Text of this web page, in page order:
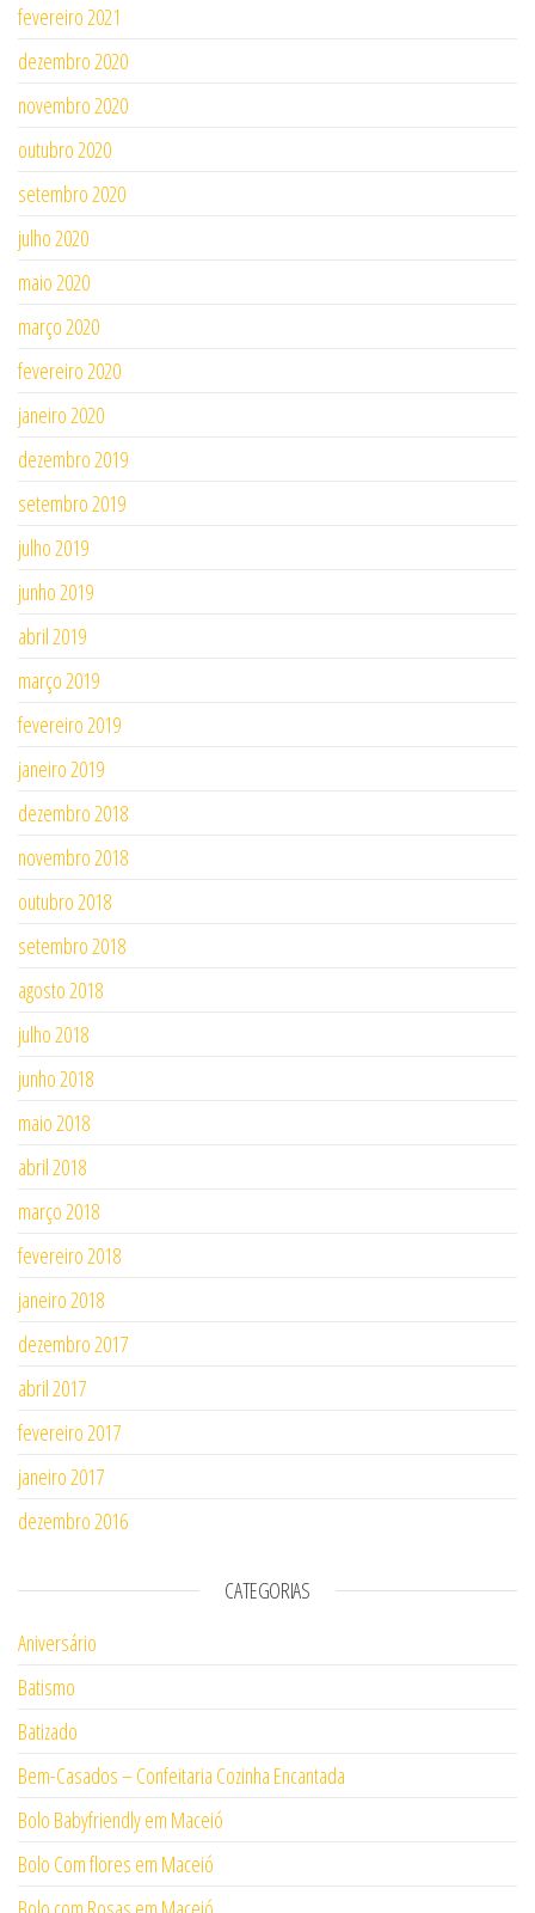
fevereiro 2021
dezembro 2020
novembro 2020
outubro 2020
setembro 2020
julho 2020
maio 2020
março 2020
fevereiro 2020
janeiro 2020
dezembro 2019
setembro 2019
julho 2019
junho 2019
abril 2019
março 2019
fevereiro 2019
janeiro 2019
dezembro 2018
novembro 2018
outubro 2018
setembro 2018
agosto 2018
julho 2018
junho 2018
maio 2018
abril 2018
março 2018
fevereiro 2018
janeiro 2018
dezembro 2017
abril 2017
fevereiro 2017
janeiro 2017
dezembro 2016
CATEGORIAS
Aniversário
Batismo
Batizado
Bem-Casados – Confeitaria Cozinha Encantada
Bolo Babyfriendly em Maceió
Bolo Com flores em Maceió